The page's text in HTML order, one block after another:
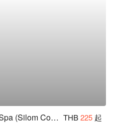
Relax Time Massage and Spa (Silom Complex) THB225 起